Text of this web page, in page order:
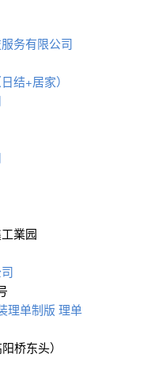
务有限公司
结+居家）
業园
理单制版 理单
桥东头）